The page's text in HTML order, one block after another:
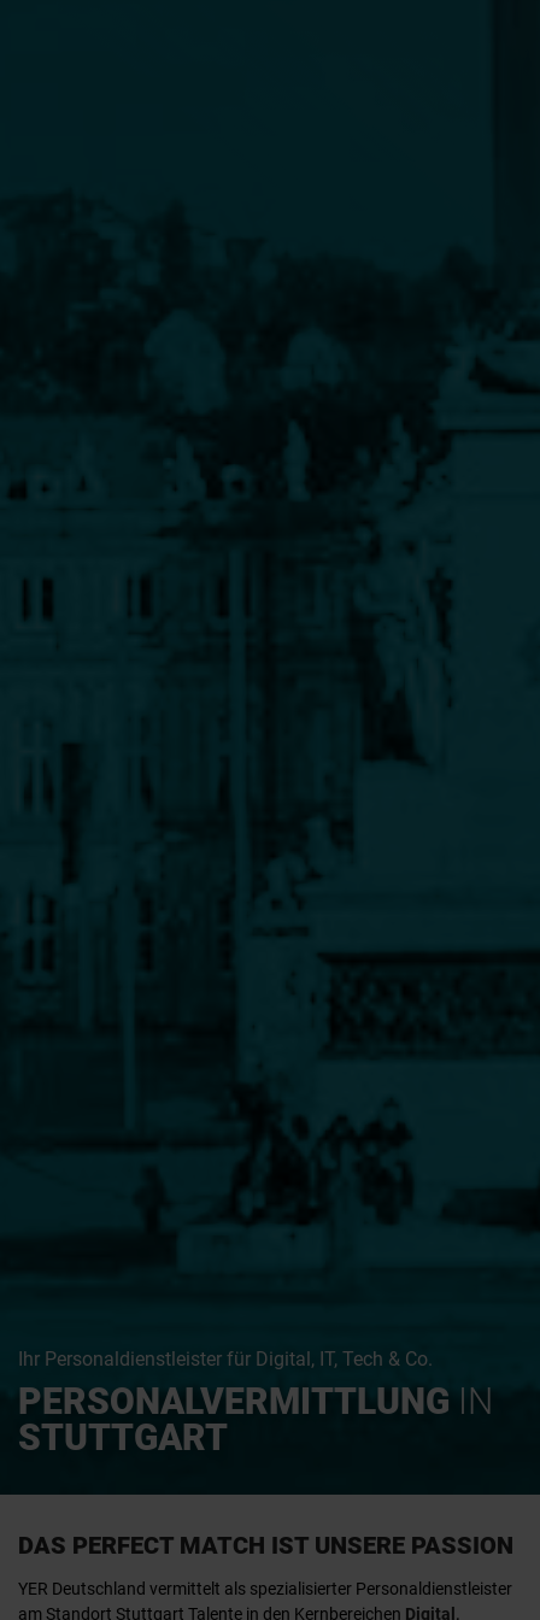
Ihr Personaldienstleister für Digital, IT, Tech & Co.
PERSONALVERMITTLUNG IN
STUTTGART
DAS PERFECT MATCH IST UNSERE PASSION
YER Deutschland vermittelt als spezialisierter Personaldienstleister
am Standort Stuttgart Talente in den Kernbereichen Digital,